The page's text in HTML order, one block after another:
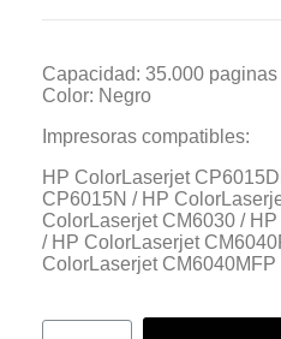
Capacidad: 35.000
Color: Negro
Impresoras compatibles:
HP ColorLaserjet
CP6015N / HP
ColorLaserjet CM6030 /
/ HP ColorLaserjet
ColorLaserjet CM6040MFP